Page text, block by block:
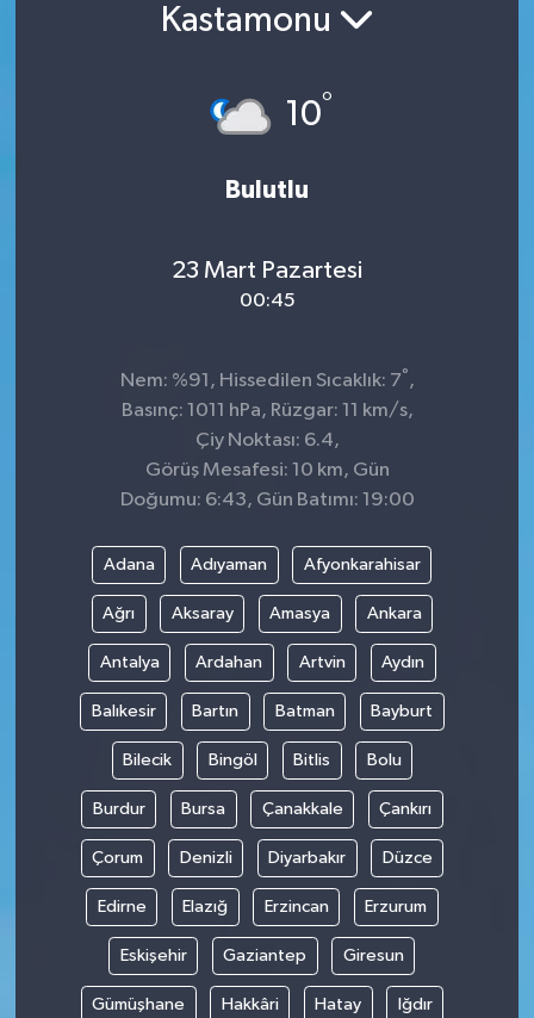
Kastamonu
10°
Bulutlu
23 Mart Pazartesi
00:45
Nem: %91, Hissedilen Sıcaklık: 7° ,
Basınç: 1011 hPa, Rüzgar: 11 km/s,
Çiy Noktası: 6.4,
Görüş Mesafesi: 10 km, Gün
Doğumu: 6:43, Gün Batımı: 19:00
Adana Adıyaman Afyonkarahisar
Ağrı Aksaray Amasya Ankara
Antalya Ardahan Artvin Aydın
Balıkesir Bartın Batman Bayburt
Bilecik Bingöl Bitlis Bolu
Burdur Bursa Çanakkale Çankırı
Çorum Denizli Diyarbakır Düzce
Edirne Elazığ Erzincan Erzurum
Eskişehir Gaziantep Giresun
Gümüşhane Hakkâri Hatay Iğdır